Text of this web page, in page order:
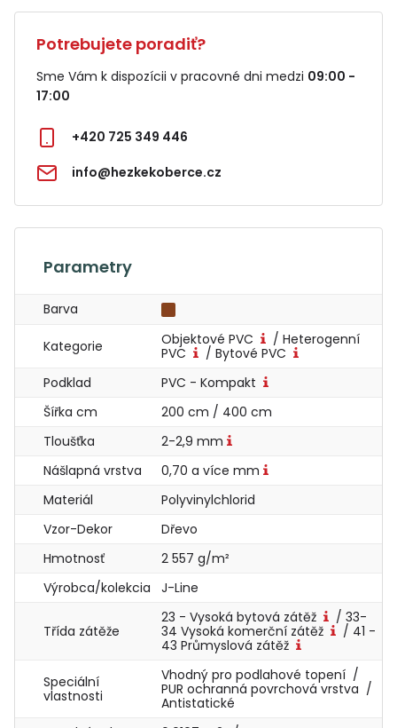
Potrebujete poradiť?
Sme Vám k dispozícii v pracovné dni medzi 09:00 -
17:00
+420 725 349 446
info@hezkekoberce.cz
Parametry
Barva
Kategorie Objektové PVC
/ Heterogenní
PVC
/ Bytové PVC
Podklad
PVC - Kompakt
Šířka cm
200 cm / 400 cm
Tloušťka
2-2,9 mm
Nášlapná vrstva
0,70 a více mm
Materiál
Polyvinylchlorid
Vzor-Dekor
Dřevo
Hmotnosť
2 557 g/m²
Výrobca/kolekcia
J-Line
Třída zátěže
23 - Vysoká bytová zátěž
/ 33-
34 Vysoká komerční zátěž
/ 41 -
43 Průmyslová zátěž
Speciální
vlastnosti
Vhodný pro podlahové topení /
PUR ochranná povrchová vrstva /
Antistatické